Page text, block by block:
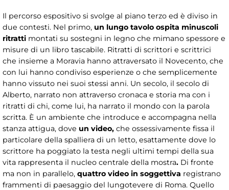
Il percorso espositivo si svolge al piano terzo ed è diviso in
due contesti. Nel primo, un lungo tavolo ospita minuscoli
ritratti montati su sostegni in legno che mimano spessore e
misure di un libro tascabile. Ritratti di scrittori e scrittrici
che insieme a Moravia hanno attraversato il Novecento, che
con lui hanno condiviso esperienze o che semplicemente
hanno vissuto nei suoi stessi anni. Un secolo, il secolo di
Alberto, narrato non attraverso cronaca e storia ma con i
ritratti di chi, come lui, ha narrato il mondo con la parola
scritta. È un ambiente che introduce e accompagna nella
stanza attigua, dove un video, che ossessivamente fissa il
particolare della spalliera di un letto, esattamente dove lo
scrittore ha poggiato la testa negli ultimi tempi della sua
vita rappresenta il nucleo centrale della mostra. Di fronte
ma non in parallelo, quattro video in soggettiva registrano
frammenti di paesaggio del lungotevere di Roma. Quello